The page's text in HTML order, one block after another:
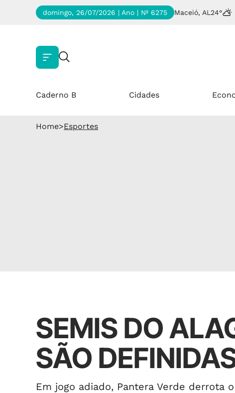
domingo, 26/07/2026 | Ano | Nº 6275 Maceió, AL 24°
Caderno B Cidades
Home>Esportes
SEMIS DO
SÃO
Em jogo adiado, Pantera Verde derrota